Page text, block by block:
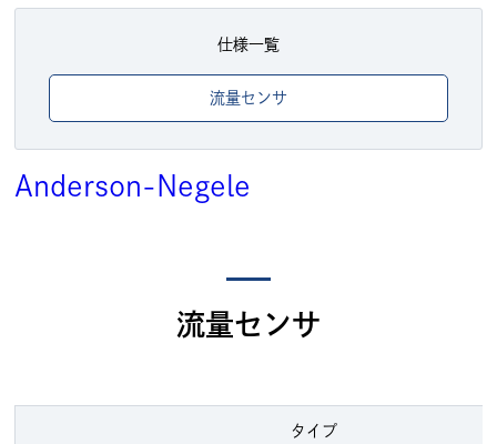
仕様一覧
流量センサ
Anderson-Negele
流量センサ
タイプ